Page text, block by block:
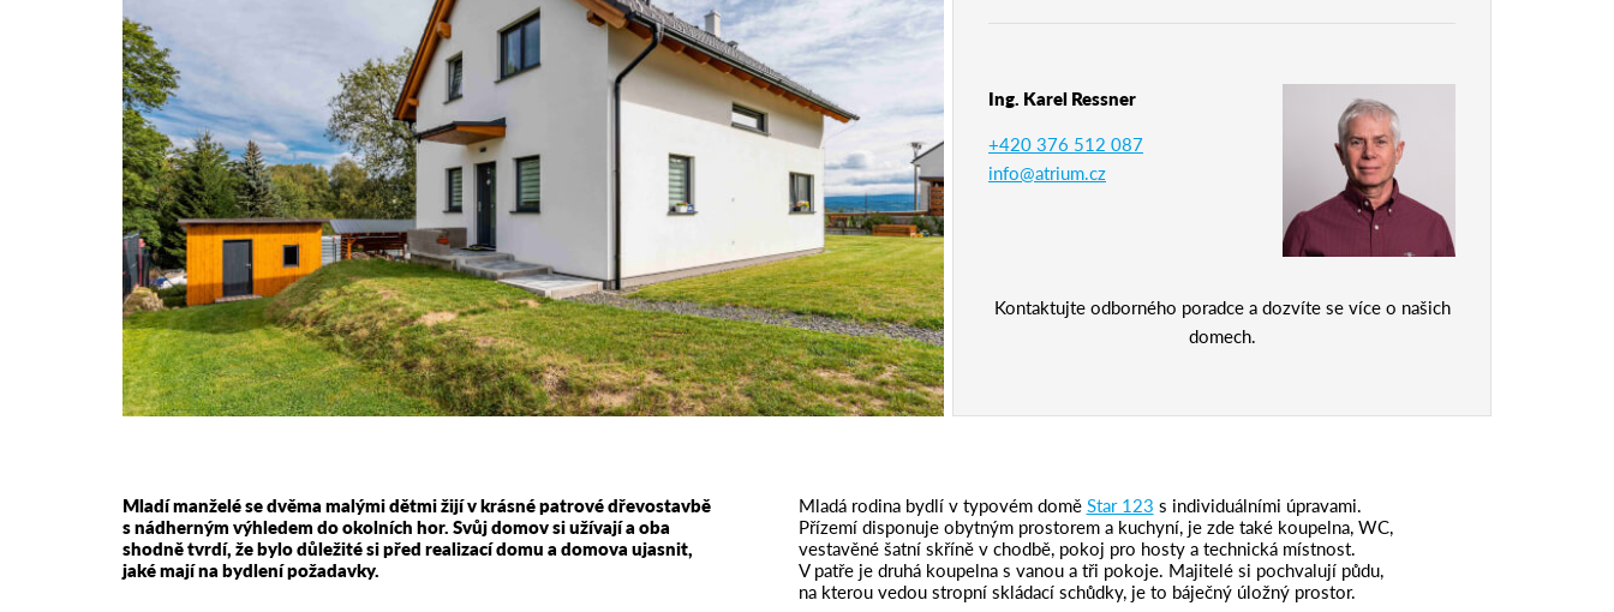
Ing. Karel Ressner
+420 376 512 087
info@atrium.cz
Kontaktujte odborného poradce a dozvíte se více o našich
domech.
Mladí manželé se dvěma malými dětmi žijí v krásné patrové dřevostavbě
s nádherným výhledem do okolních hor. Svůj domov si užívají a oba
shodně tvrdí, že bylo důležité si před realizací domu a domova ujasnit,
jaké mají na bydlení požadavky.
Mladá rodina bydlí v typovém doměStar 123 s individuálními úpravami.
Přízemí disponuje obytným prostorem a kuchyní, je zde také koupelna, WC,
vestavěné šatní skříně v chodbě, pokoj pro hosty a technická místnost.
V patře je druhá koupelna s vanou a tři pokoje. Majitelé si pochvalují půdu,
na kterou vedou stropní skládací schůdky, je to báječný úložný prostor.